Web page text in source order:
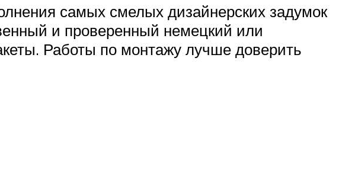
самых смелых дизайнерских задумок
и проверенный немецкий или
Работы по монтажу лучше доверить